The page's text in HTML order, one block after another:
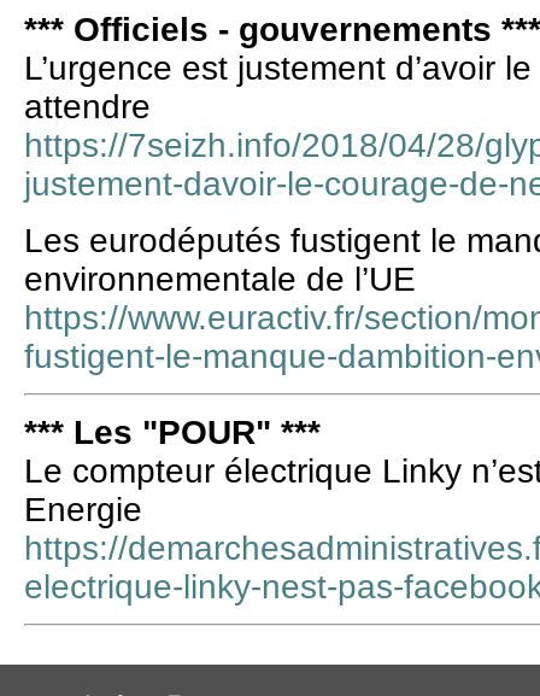
*** Officiels - gouvernements ***
L’urgence est justement d’avoir
attendre
https://7seizh.info/2018/04/28/
justement-davoir-le-courage-de-
Les eurodéputés fustigent le
environnementale de l’UE
https://www.euractiv.fr/section/
fustigent-le-manque-dambition-
*** Les "POUR" ***
Le compteur électrique Linky
Energie
https://
electrique-linky-nest-pas-